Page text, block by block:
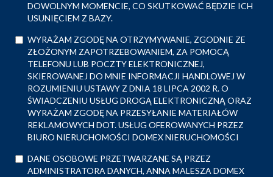
DOWOLNYM MOMENCIE, CO SKUTKOWAĆ BĘDZIE ICH
USUNIĘCIEM Z BAZY.
WYRAŻAM ZGODĘ NA OTRZYMYWANIE, ZGODNIE ZE
ZŁOŻONYM ZAPOTRZEBOWANIEM, ZA POMOCĄ
TELEFONU LUB POCZTY ELEKTRONICZNEJ,
SKIEROWANEJ DO MNIE INFORMACJI HANDLOWEJ W
ROZUMIENIU USTAWY Z DNIA 18 LIPCA 2002 R. O
ŚWIADCZENIU USŁUG DROGĄ ELEKTRONICZNĄ ORAZ
WYRAŻAM ZGODĘ NA PRZESYŁANIE MATERIAŁÓW
REKLAMOWYCH DOT. USŁUG OFEROWANYCH PRZEZ
BIURO NIERUCHOMOŚCI DOMEX NIERUCHOMOŚCI
DANE OSOBOWE PRZETWARZANE SĄ PRZEZ
ADMINISTRATORA DANYCH, ANNA MALESZA DOMEX